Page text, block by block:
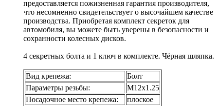
предоставляется пожизненная гарантия производителя,
что несомненно свидетельствует о высочайшем качестве
производства. Приобретая комплект секреток для
автомобиля, вы можете быть уверены в безопасности и
сохранности колесных дисков.
4 секретных болта и 1 ключ в комплекте. Чёрная шляпка.
Вид крепежа:
Болт
Параметры резьбы:
М12х1.25
Посадочное место крепежа:
плоское